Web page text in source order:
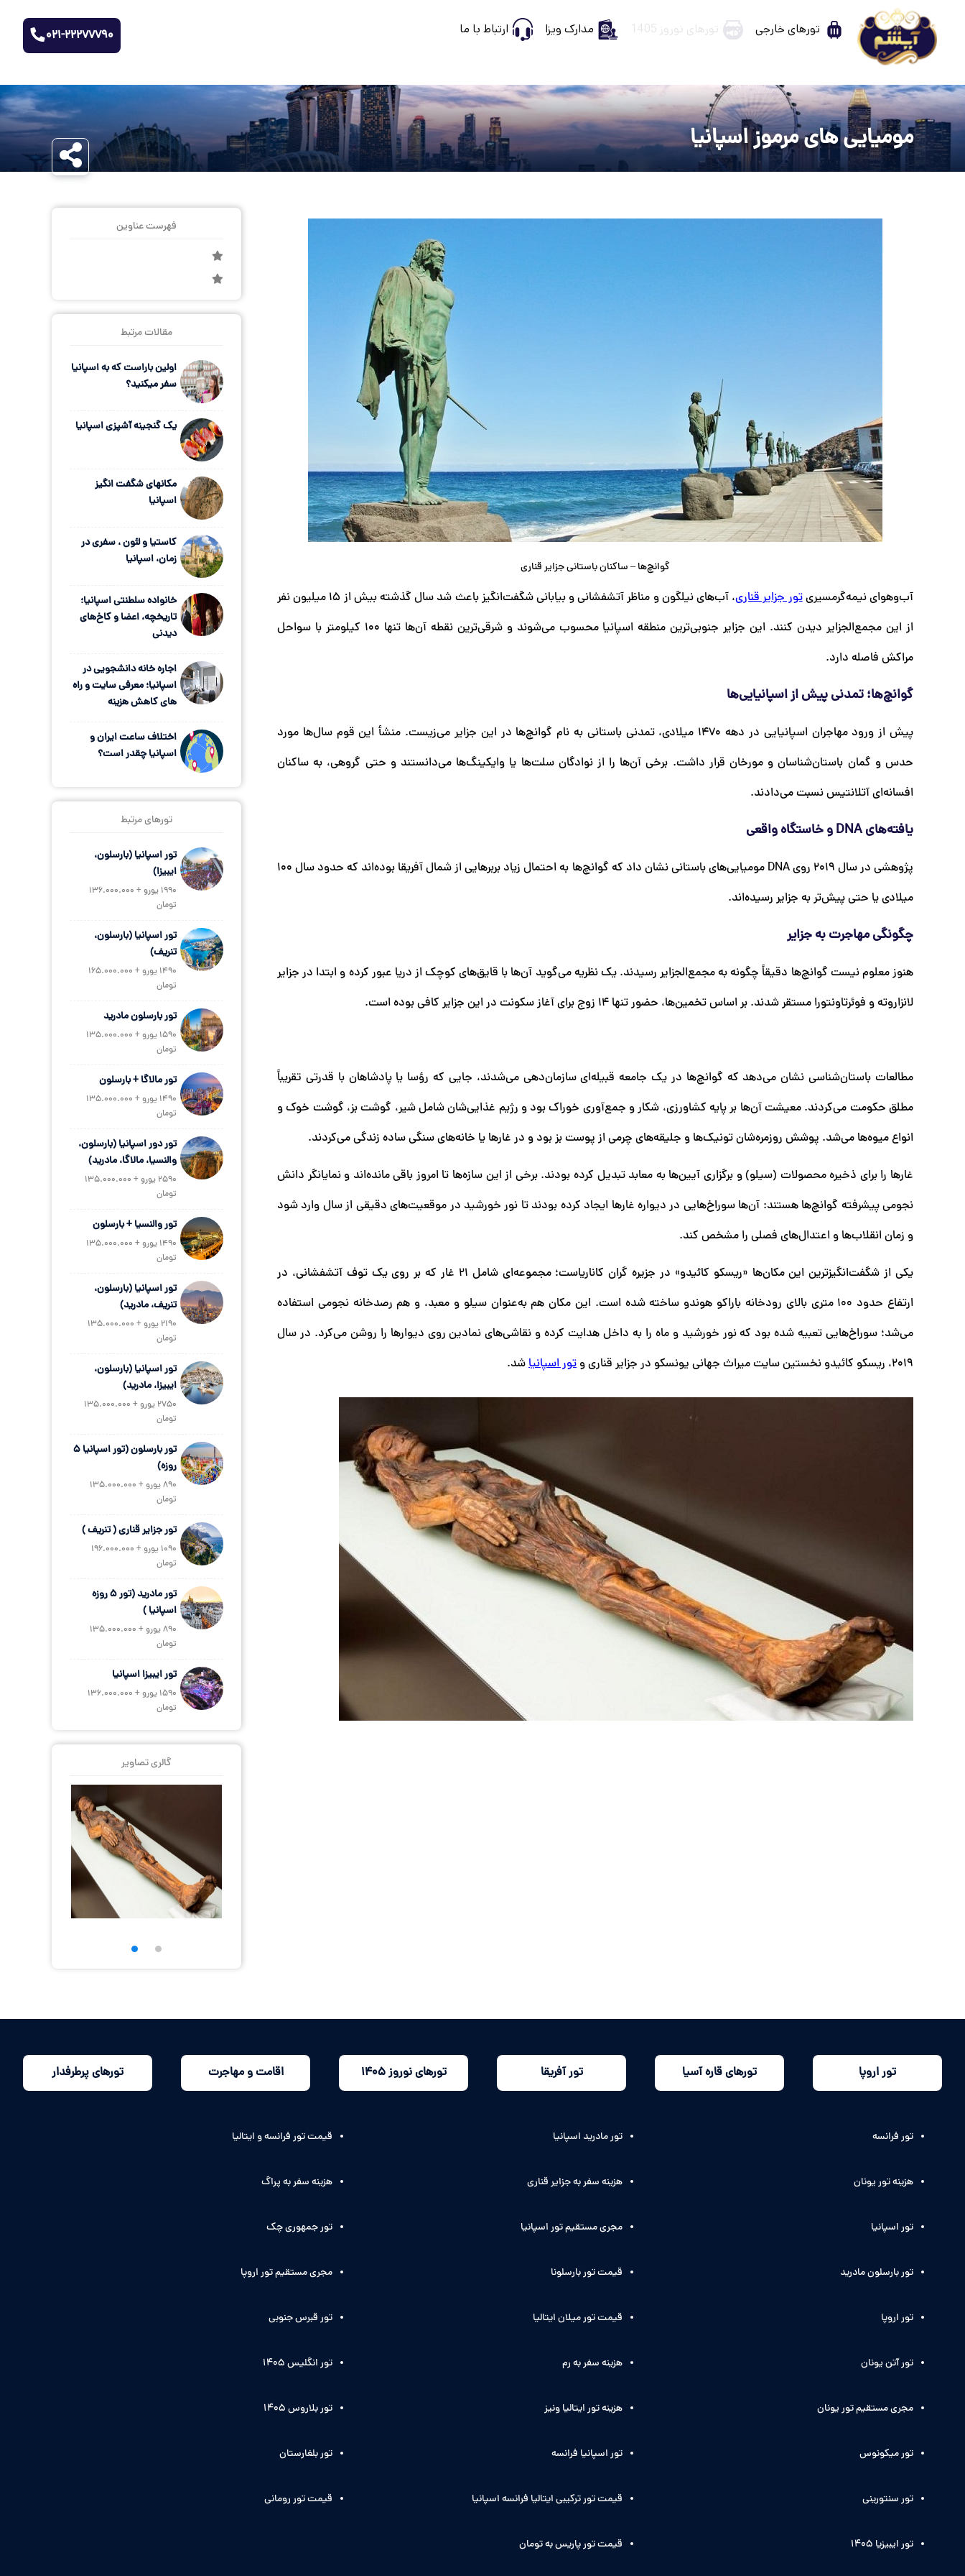
تورهای خارجی تورهای نوروز 1405 مدارک ویزا ارتباط با ما 021-22277790
مومیایی های مرموز اسپانیا
گوانچ‌ها – ساکنان باستانی جزایر قناری
آب‌وهوای نیمه‌گرمسیریتور جزایر قناری
، آب‌های نیلگون و مناظر آتشفشانی و بیابانی شگفت‌انگیز باعث شد سال گذشته بیش از ۱۵ میلیون نفر
از این مجمع‌الجزایر دیدن کنند. این جزایر جنوبی‌ترین منطقه اسپانیا محسوب می‌شوند و شرقی‌ترین نقطه آن‌ها تنها ۱۰۰ کیلومتر با سواحل
مراکش فاصله دارد.
گوانچ‌ها؛ تمدنی پیش از اسپانیایی‌ها
پیش از ورود مهاجران اسپانیایی در دهه ۱۴۷۰ میلادی، تمدنی باستانی به نام گوانچ‌ها در این جزایر می‌زیست. منشأ این قوم سال‌ها مورد
حدس و گمان باستان‌شناسان و مورخان قرار داشت. برخی آن‌ها را از نوادگان سلت‌ها یا وایکینگ‌ها می‌دانستند و حتی گروهی، به ساکنان
افسانه‌ای آتلانتیس نسبت می‌دادند.
یافته‌های DNA و خاستگاه واقعی
پژوهشی در سال ۲۰۱۹ روی DNA مومیایی‌های باستانی نشان داد که گوانچ‌ها به احتمال زیاد بربرهایی از شمال آفریقا بوده‌اند که حدود سال ۱۰۰
میلادی یا حتی پیش‌تر به جزایر رسیده‌اند.
چگونگی مهاجرت به جزایر
هنوز معلوم نیست گوانچ‌ها دقیقاً چگونه به مجمع‌الجزایر رسیدند. یک نظریه می‌گوید آن‌ها با قایق‌های کوچک از دریا عبور کرده و ابتدا در جزایر
لانزاروته و فوئرتاونتورا مستقر شدند. بر اساس تخمین‌ها، حضور تنها ۱۴ زوج برای آغاز سکونت در این جزایر کافی بوده است.
مطالعات باستان‌شناسی نشان می‌دهد که گوانچ‌ها در یک جامعه قبیله‌ای سازمان‌دهی می‌شدند، جایی که رؤسا یا پادشاهان با قدرتی تقریباً
مطلق حکومت می‌کردند. معیشت آن‌ها بر پایه کشاورزی، شکار و جمع‌آوری خوراک بود و رژیم غذایی‌شان شامل شیر، گوشت بز، گوشت خوک و
انواع میوه‌ها می‌شد. پوشش روزمره‌شان تونیک‌ها و جلیقه‌های چرمی از پوست بز بود و در غارها یا خانه‌های سنگی ساده زندگی می‌کردند.
غارها را برای ذخیره محصولات (سیلو) و برگزاری آیین‌ها به معابد تبدیل کرده بودند. برخی از این سازه‌ها تا امروز باقی مانده‌اند و نمایانگر دانش
نجومی پیشرفته گوانچ‌ها هستند: آن‌ها سوراخ‌هایی در دیواره غارها ایجاد کرده بودند تا نور خورشید در موقعیت‌های دقیقی از سال وارد شود
و زمان انقلاب‌ها و اعتدال‌های فصلی را مشخص کند.
یکی از شگفت‌انگیزترین این مکان‌ها «ریسکو کائیدو» در جزیره گران کاناریاست؛ مجموعه‌ای شامل ۲۱ غار که بر روی یک توف آتشفشانی، در
ارتفاع حدود ۱۰۰ متری بالای رودخانه باراکو هوندو ساخته شده است. این مکان هم به‌عنوان سیلو و معبد، و هم رصدخانه نجومی استفاده
می‌شد؛ سوراخ‌هایی تعبیه شده بود که نور خورشید و ماه را به داخل هدایت کرده و نقاشی‌های نمادین روی دیوارها را روشن می‌کرد. در سال
۲۰۱۹، ریسکو کائیدو نخستین سایت میراث جهانی یونسکو در جزایر قناری و
تور اسپانیاشد.
فهرست عناوین
مقالات مرتبط
اولین باراست که به اسپانیا
سفر میکنید؟
یک گنجینه آشپزی اسپانیا
مکانهای شگفت انگیز
اسپانیا
کاستیا و لئون ، سفری در
زمان، اسپانیا
خانواده سلطنتی اسپانیا؛
تاریخچه، اعضا و کاخ‌های
دیدنی
اجاره خانه دانشجویی در
اسپانیا؛ معرفی سایت و راه
های کاهش هزینه
اختلاف ساعت ایران و
اسپانیا چقدر است؟
تورهای مرتبط
تور اسپانیا (بارسلون،
ایبیزا)
1990 یورو + 136.000.000
تومان
تور اسپانیا (بارسلون،
تنریف)
1490 یورو + 165.000.000
تومان
تور بارسلون مادرید
1590 یورو + 135.000.000
تومان
تور مالاگا + بارسلون
1490 یورو + 135.000.000
تومان
تور دور اسپانیا (بارسلون،
والنسیا، مالاگا، مادرید)
2590 یورو + 135.000.000
تومان
تور والنسیا + بارسلون
1490 یورو + 135.000.000
تومان
تور اسپانیا (بارسلون،
تنریف، مادرید)
2190 یورو + 135.000.000
تومان
تور اسپانیا (بارسلون،
ایبیزا، مادرید)
2750 یورو + 135.000.000
تومان
تور بارسلون (تور اسپانیا 5
روزه)
890 یورو + 135.000.000
تومان
تور جزایر قناری ( تنریف )
1090 یورو + 196.000.000
تومان
تور مادرید (تور 5 روزه
اسپانیا )
890 یورو + 135.000.000
تومان
تور ایبیزا اسپانیا
1590 یورو + 136.000.000
تومان
گالری تصاویر
تور اروپا تورهای قاره آسیا تور آفریقا تورهای نوروز 1405 اقامت و مهاجرت تورهای پرطرفدار
تور فرانسه
هزینه تور یونان
تور اسپانیا
تور بارسلون مادرید
تور اروپا
تور آتن یونان
مجری مستقیم تور یونان
تور میکونوس
تور سنتورینی
تور ایبیزیا 1405
تور مادرید اسپانیا
هزینه سفر به جزایر قناری
مجری مستقیم تور اسپانیا
قیمت تور بارسلونا
قیمت تور میلان ایتالیا
هزینه سفر به رم
هزینه تور ایتالیا ونیز
تور اسپانیا فرانسه
قیمت تور ترکیبی ایتالیا فرانسه اسپانیا
قیمت تور پاریس به تومان
قیمت تور فرانسه و ایتالیا
هزینه سفر به پراگ
تور جمهوری چک
مجری مستقیم تور اروپا
تور قبرس جنوبی
تور انگلیس ۱۴۰5
تور بلاروس 1405
تور بلغارستان
قیمت تور رومانی